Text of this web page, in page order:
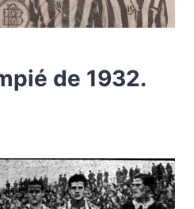
de 1932.